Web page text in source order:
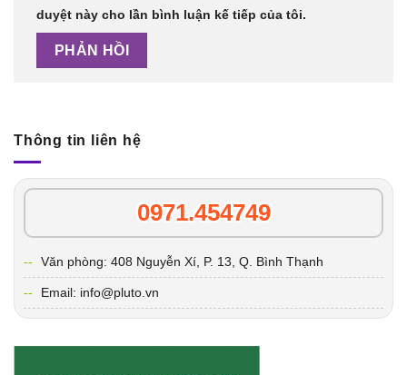
duyệt này cho lần bình luận kế tiếp của tôi.
Thông tin liên hệ
0971.454749
Văn phòng: 408 Nguyễn Xí, P. 13, Q. Bình Thạnh
Email: info@pluto.vn